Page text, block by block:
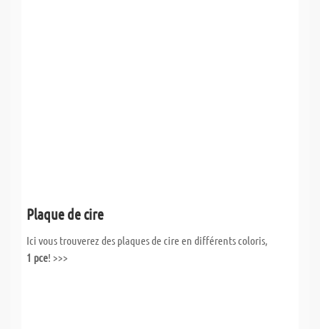
Plaque de cire
Ici vous trouverez des plaques de cire en différents coloris,
1 pce! >>>